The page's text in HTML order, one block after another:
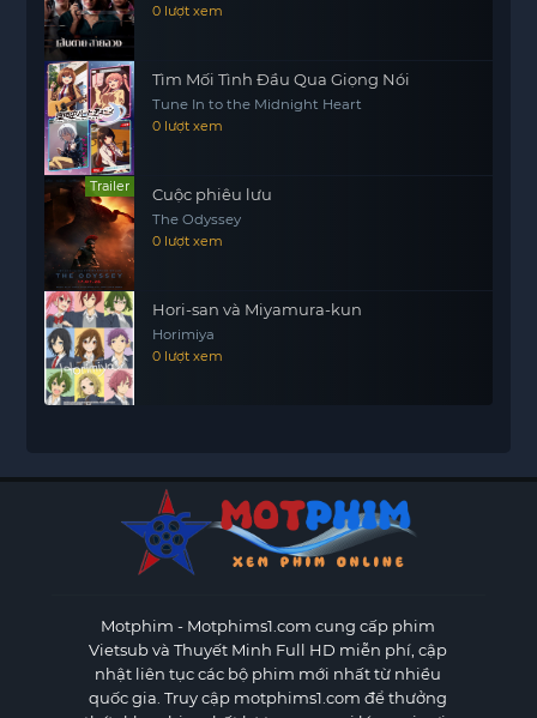
0 lượt xem
Tìm Mối Tình Đầu Qua Giọng Nói
Tune In to the Midnight Heart
0 lượt xem
Trailer Cuộc phiêu lưu
The Odyssey
0 lượt xem
Hori-san và Miyamura-kun
Horimiya
0 lượt xem
Motphim - Motphims1.com cung cấp phim
Vietsub và Thuyết Minh Full HD miễn phí, cập
nhật liên tục các bộ phim mới nhất từ nhiều
quốc gia. Truy cập motphims1.com để thưởng